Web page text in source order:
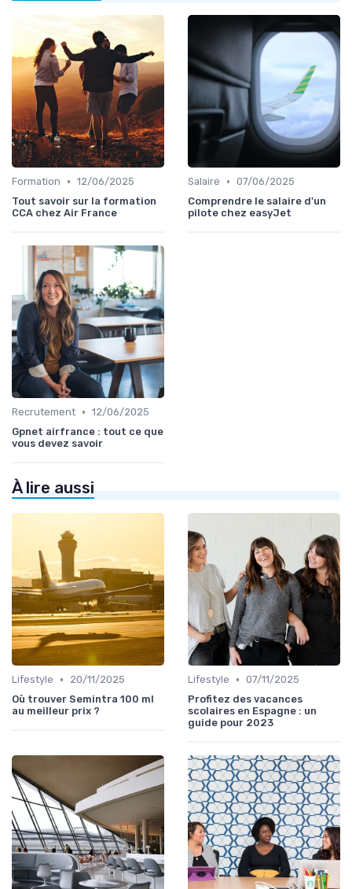
Formation • 12/06/2025
Tout savoir sur la formation
CCA chez Air France
Salaire • 07/06/2025
Comprendre le salaire d'un
pilote chez easyJet
Recrutement • 12/06/2025
Gpnet airfrance : tout ce que
vous devez savoir
À lire aussi
Lifestyle •
20/11/2025
Où trouver Semintra 100 ml
au meilleur prix ?
Lifestyle • 07/11/2025
Profitez des vacances
scolaires en Espagne : un
guide pour 2023